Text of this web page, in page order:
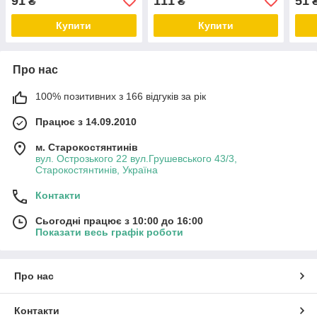
Купити Купити
Про нас
100% позитивних з 166 відгуків за рік
Працює з 14.09.2010
м. Старокостянтинів
вул. Острозького 22 вул.Грушевського 43/3,
Старокостянтинів, Україна
Контакти
Сьогодні працює з 10:00 до 16:00
Показати весь графік роботи
Про нас
Контакти